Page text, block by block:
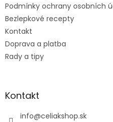
ePodmínky ochrany osobních
Bezlepkové recepty
Kontakt
Doprava a platba
Rady a tipy
Kontakt
info@celiakshop.sk